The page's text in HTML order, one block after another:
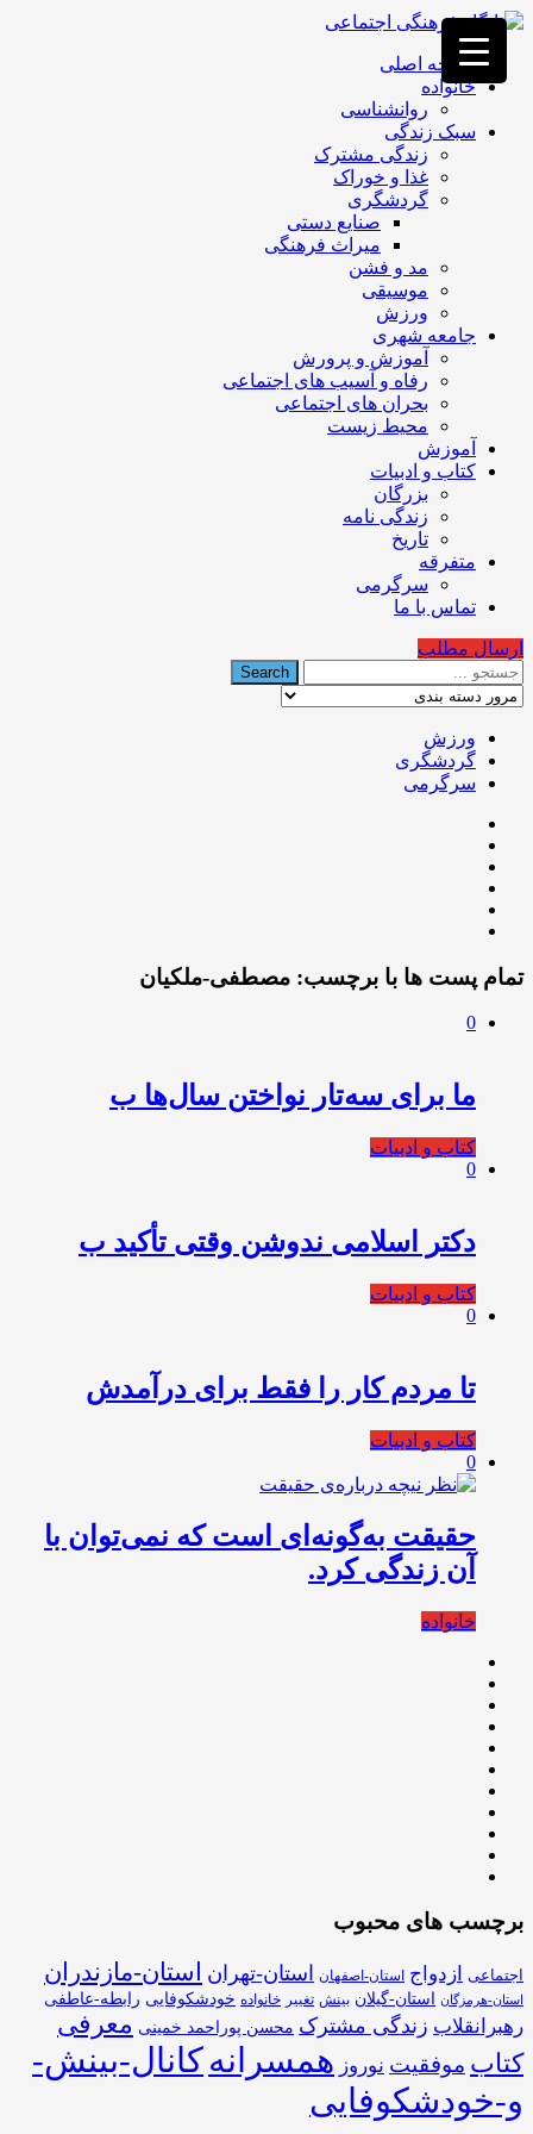
فصد
خون
غرب
تهران
خشکشویی
تصفیه
تهران
صفحه اصلی
خانواده
روانشناسی
سبک زندگی
زندگی مشترک
غذا و خوراک
گردشگری
صنایع دستی
میراث فرهنگی
مد و فشن
موسیقی
ورزش
جامعه شهری
آموزش و پرورش
رفاه و آسیب های اجتماعی
بحران های اجتماعی
محیط زیست
آموزش
کتاب و ادبیات
بزرگان
زندگی نامه
تاریخ
متفرقه
سرگرمی
تماس با ما
ارسال مطلب
ورزش
گردشگری
سرگرمی
تمام پست ها با برچسب: مصطفی-ملکیان
0
ما برای سه‌تار نواختن سال‌ها ب
کتاب و ادبیات
0
دکتر اسلامی ندوشن وقتی تأکید ب
کتاب و ادبیات
0
تا مردم کار را فقط برای درآمدش
کتاب و ادبیات
0
حقیقت به‌گونه‌ای است که نمی‌توان با
آن زندگی کرد.
خانواده
برچسب های محبوب
اجتماعی ازدواج استان-اصفهان استان-تهران استان-مازندران
استان-هرمزگان استان-گیلان بینش تغییر خانواده خودشکوفایی رابطه-عاطفی
رهبرانقلاب زندگی مشترک محسن پوراحمد خمینی معرفی
کتاب موفقیت نوروز همسرانهکانال-بینش-
و-خودشکوفایی